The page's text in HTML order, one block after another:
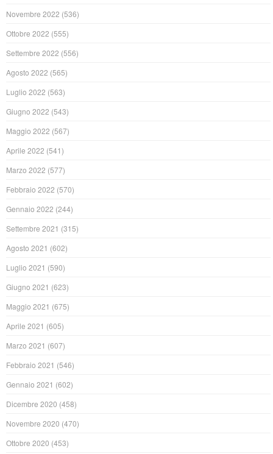
Novembre 2022 (536)
Ottobre 2022 (555)
Settembre 2022 (556)
Agosto 2022 (565)
Luglio 2022 (563)
Giugno 2022 (543)
Maggio 2022 (567)
Aprile 2022 (541)
Marzo 2022 (577)
Febbraio 2022 (570)
Gennaio 2022 (244)
Settembre 2021 (315)
Agosto 2021 (602)
Luglio 2021 (590)
Giugno 2021 (623)
Maggio 2021 (675)
Aprile 2021 (605)
Marzo 2021 (607)
Febbraio 2021 (546)
Gennaio 2021 (602)
Dicembre 2020 (458)
Novembre 2020 (470)
Ottobre 2020 (453)